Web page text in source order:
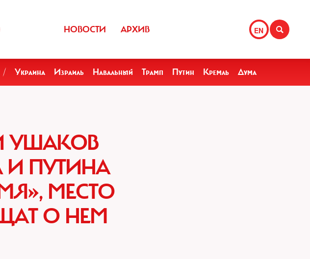
EN
НОВОСТИ АРХИВ
/ Украина Израиль Навальный Трамп Путин Кремль Дума
УШАКОВ
И ПУТИНА
МЕСТО
О НЕМ